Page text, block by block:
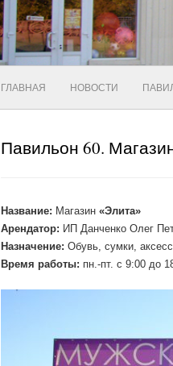
ГЛАВНАЯ НОВОСТИ
Павильон 60.
Название: Магазин «Элита»
Арендатор: ИП Данченко Олег
Назначение: Обувь, сумки,
Время работы: пн.-пт. c 9:00 до